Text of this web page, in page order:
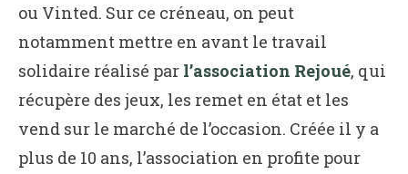
ou Vinted. Sur ce créneau, on peut
notamment mettre en avant le travail
solidaire réalisé par l’association Rejoué, qui
récupère des jeux, les remet en état et les
vend sur le marché de l’occasion. Créée il y a
plus de 10 ans, l’association en profite pour